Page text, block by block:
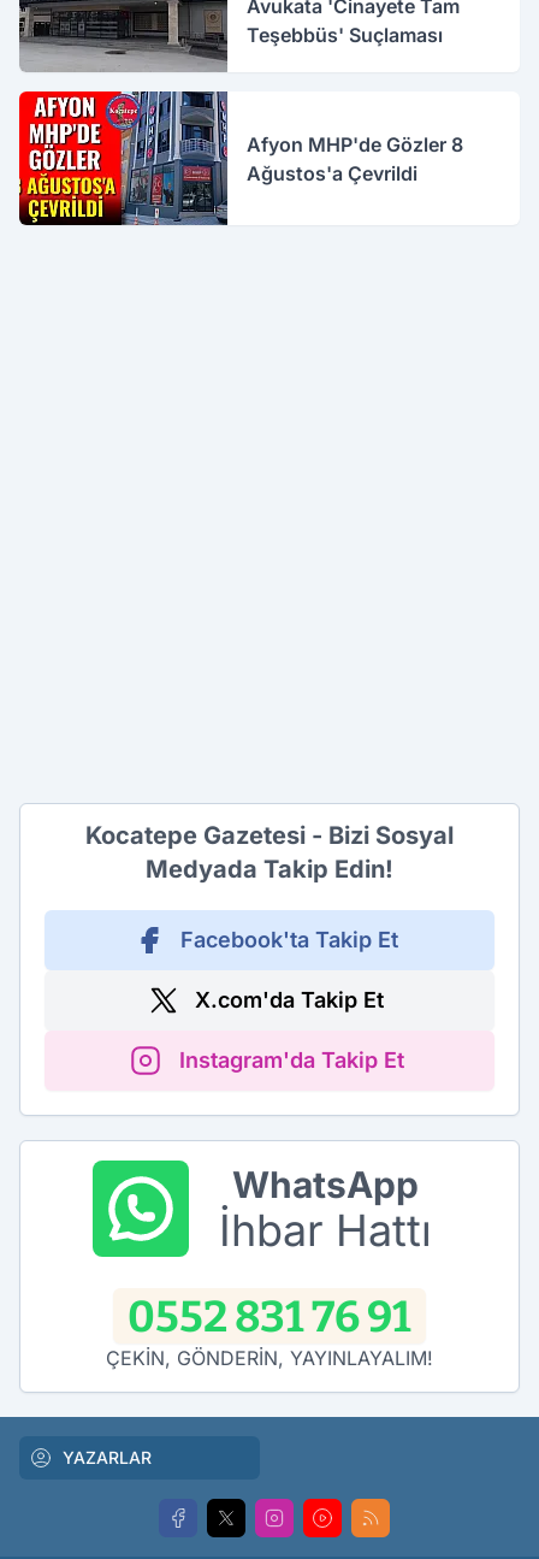
Avukata 'Cinayete Tam
Teşebbüs' Suçlaması
Afyon MHP'de Gözler 8
Ağustos'a Çevrildi
Kocatepe Gazetesi - Bizi Sosyal
Medyada Takip Edin!
Facebook'ta Takip Et
X.com'da Takip Et
Instagram'da Takip Et
WhatsApp
İhbar Hattı
0552 831 76 91
ÇEKİN, GÖNDERİN, YAYINLAYALIM!
YAZARLAR